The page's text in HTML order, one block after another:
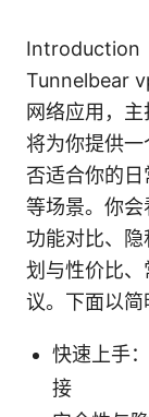
Introduction
Tunnelbear
网络应用，
将为你提供
否适合你的
等场景。你
功能对比、
划与性价比
议。下面以简
快速上手
接